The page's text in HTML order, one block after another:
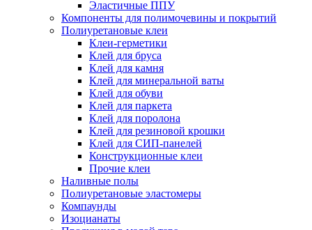
Эластичные ППУ
Компоненты для полимочевины и покрытий
Полиуретановые клеи
Клеи-герметики
Клей для бруса
Клей для камня
Клей для минеральной ваты
Клей для обуви
Клей для паркета
Клей для поролона
Клей для резиновой крошки
Клей для СИП-панелей
Конструкционные клеи
Прочие клеи
Наливные полы
Полиуретановые эластомеры
Компаунды
Изоцианаты